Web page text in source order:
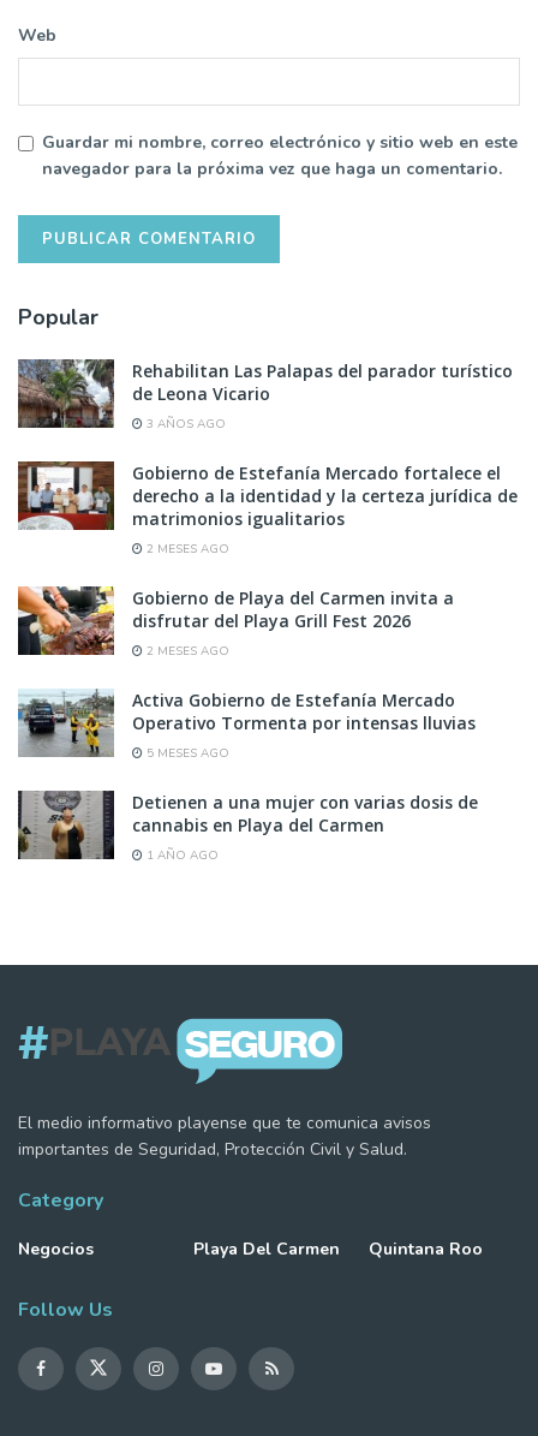
Web
Guardar mi nombre, correo electrónico y sitio web en este
navegador para la próxima vez que haga un comentario.
Popular
Rehabilitan Las Palapas del parador turístico
de Leona Vicario
3 AÑOS AGO
Gobierno de Estefanía Mercado fortalece el
derecho a la identidad y la certeza jurídica de
matrimonios igualitarios
2 MESES AGO
Gobierno de Playa del Carmen invita a
disfrutar del Playa Grill Fest 2026
2 MESES AGO
Activa Gobierno de Estefanía Mercado
Operativo Tormenta por intensas lluvias
5 MESES AGO
Detienen a una mujer con varias dosis de
cannabis en Playa del Carmen
1 AÑO AGO
El medio informativo playense que te comunica avisos
importantes de Seguridad, Protección Civil y Salud.
Category
Negocios Playa Del Carmen Quintana Roo
Follow Us